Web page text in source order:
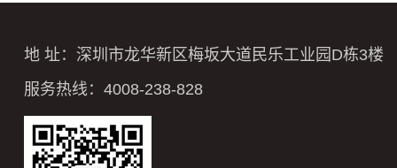
地 址：深圳市龙华新区梅坂大道民乐工业园D栋3楼
服务热线：4008-238-828